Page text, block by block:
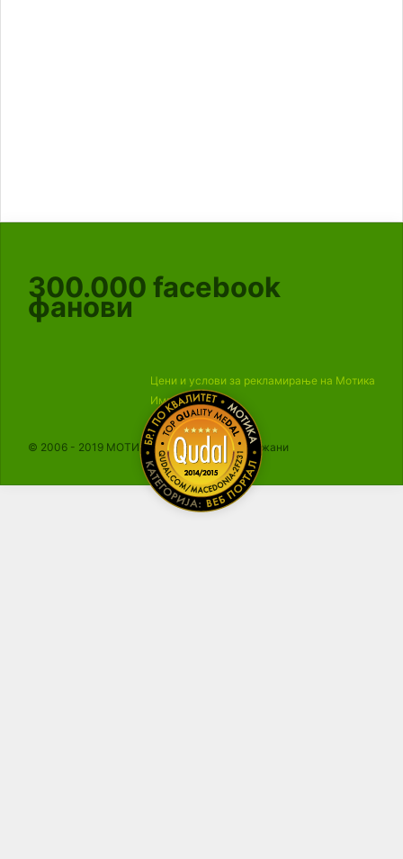
300.000 facebook
фанови
Цени и услови за рекламирање на Мотика
Импресум
© 2006 - 2019 МОТИКА, Сите права се задржани